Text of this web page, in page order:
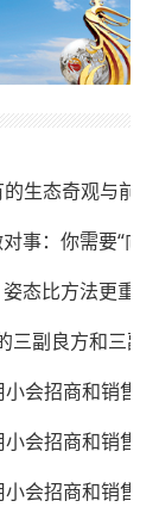
生态奇观与前
事：你需要“向
态比方法更重要!
三副良方和三副
会招商和销售
会招商和销售
会招商和销售